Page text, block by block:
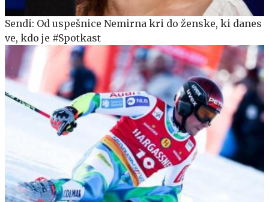
Sendi: Od uspešnice Nemirna kri do ženske, ki danes
ve, kdo je #Spotkast